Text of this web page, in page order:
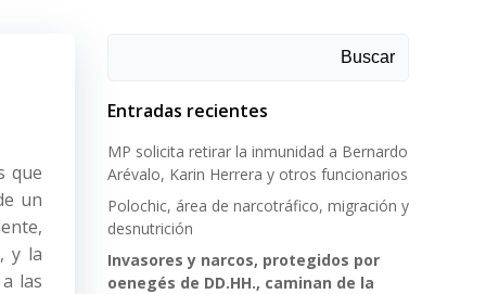
que
un
y la
las
Buscar
Entradas recientes
MP solicita retirar la inmunidad a Bernardo
Arévalo, Karin Herrera y otros funcionarios
Polochic, área de narcotráfico, migración y
desnutrición
Invasores y narcos, protegidos por
oenegés de DD.HH., caminan de la